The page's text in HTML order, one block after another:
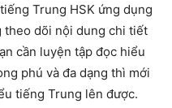
Trung HSK ứng dụng
theo dõi nội dung chi tiết
cần luyện tập đọc hiểu
phú và đa dạng thì mới
tiếng Trung lên được.